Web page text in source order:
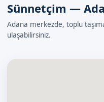
Sünnetçim —
Adana merkezde, toplu
ulaşabilirsiniz.